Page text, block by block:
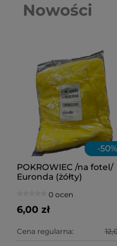
Nowości
-50%
POKROWIEC /na fotel/
Euronda (żółty)
0 ocen
6,00 zł
Cena regularna: